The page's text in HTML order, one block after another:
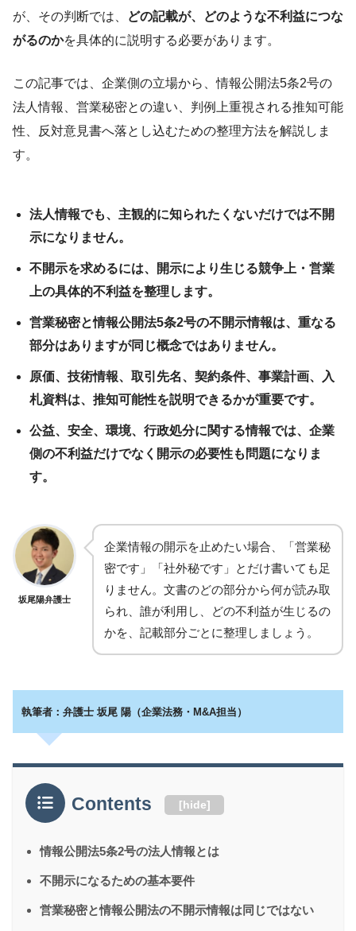
が、その判断では、
どの記載が、どのような不利益につな
がるのかを具体的に説明する必要があります。
この記事では、企業側の立場から、情報公開法5条2号の
法人情報、営業秘密との違い、判例上重視される推知可能
性、反対意見書へ落とし込むための整理方法を解説しま
す。
法人情報でも、主観的に知られたくないだけでは不開
示になりません。
不開示を求めるには、開示により生じる競争上・営業
上の具体的不利益を整理します。
営業秘密と情報公開法5条2号の不開示情報は、重なる
部分はありますが同じ概念ではありません。
原価、技術情報、取引先名、契約条件、事業計画、入
札資料は、推知可能性を説明できるかが重要です。
公益、安全、環境、行政処分に関する情報では、企業
側の不利益だけでなく開示の必要性も問題になりま
す。
坂尾陽弁護士
企業情報の開示を止めたい場合、「営業秘
密です」「社外秘です」とだけ書いても足
りません。文書のどの部分から何が読み取
られ、誰が利用し、どの不利益が生じるの
かを、記載部分ごとに整理しましょう。
執筆者：弁護士 坂尾 陽（企業法務・M&A担当）
Contents [hide]
情報公開法5条2号の法人情報とは
不開示になるための基本要件
営業秘密と情報公開法の不開示情報は同じではない